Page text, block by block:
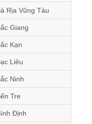
Rịa Vũng Tàu
Giang
Kạn
Liêu
Ninh
Tre
Định